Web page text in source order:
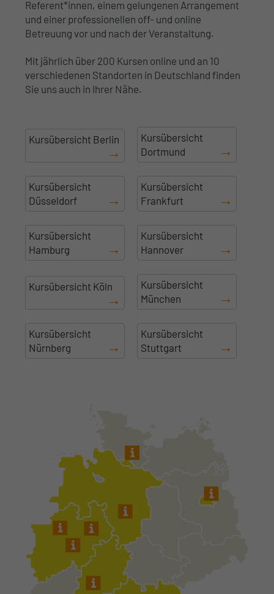
Referent*innen, einem gelungenen Arrangement
und einer professionellen off- und online
Betreuung vor und nach der Veranstaltung.
Mit jährlich über 200 Kursen online und an 10
verschiedenen Standorten in Deutschland finden
Sie uns auch in Ihrer Nähe.
Kursübersicht Berlin
Kursübersicht
Dortmund
Kursübersicht
Düsseldorf
Kursübersicht
Frankfurt
Kursübersicht
Hamburg
Kursübersicht
Hannover
Kursübersicht Köln
Kursübersicht
München
Kursübersicht
Nürnberg
Kursübersicht
Stuttgart